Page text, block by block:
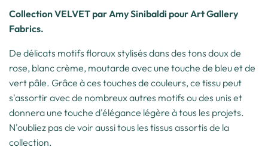
Collection VELVET par Amy Sinibaldi pour Art Gallery
Fabrics.
De délicats motifs floraux stylisés dans des tons doux de
rose, blanc crème, moutarde avec une touche de bleu et de
vert pâle. Grâce à ces touches de couleurs, ce tissu peut
s'assortir avec de nombreux autres motifs ou des unis et
donnera une touche d'élégance légère à tous les projets.
N'oubliez pas de voir aussi tous les tissus assortis de la
collection.